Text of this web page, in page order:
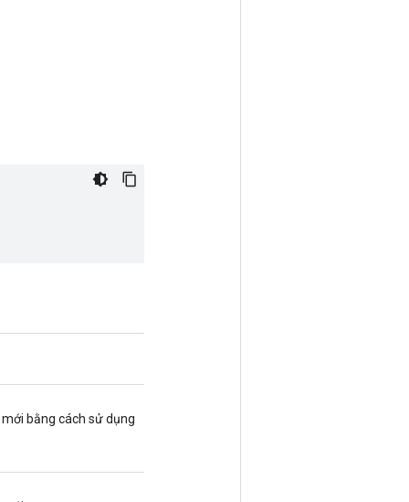
bằng cách sử dụng